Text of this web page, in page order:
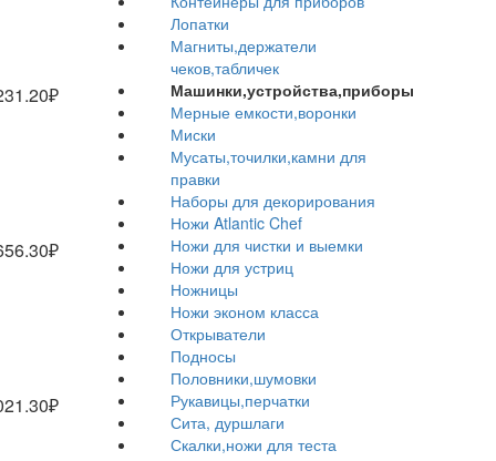
Лопатки
Магниты,держатели
чеков,табличек
Машинки,устройства,приборы
Мерные емкости,воронки
Миски
Мусаты,точилки,камни для
правки
Наборы для декорирования
Ножи Atlantic Chef
Ножи для чистки и выемки
Ножи для устриц
Ножницы
Ножи эконом класса
Открыватели
Подносы
Половники,шумовки
Рукавицы,перчатки
Сита, дуршлаги
Скалки,ножи для теста